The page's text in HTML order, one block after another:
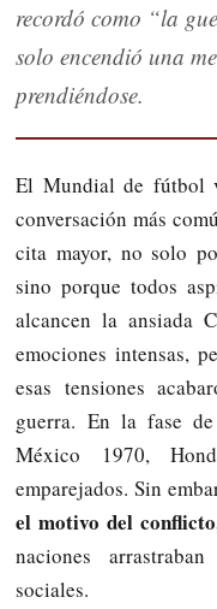
recordó como “la
solo encendió una
prendiéndose.
El Mundial de fútbol
conversación más
cita mayor, no solo
sino porque todos
alcancen la ansiada
emociones intensas,
esas tensiones
guerra. En la fase
México 1970,
emparejados. Sin
el motivo del
naciones
sociales.